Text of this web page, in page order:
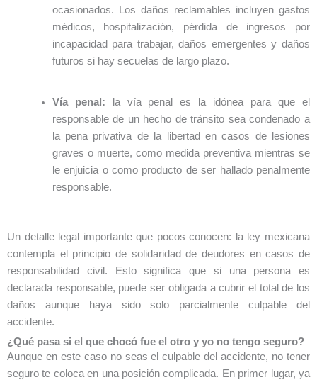
ocasionados. Los daños reclamables incluyen gastos
médicos, hospitalización, pérdida de ingresos por
incapacidad para trabajar, daños emergentes y daños
futuros si hay secuelas de largo plazo.
Vía penal: la vía penal es la idónea para que el
responsable de un hecho de tránsito sea condenado a
la pena privativa de la libertad en casos de lesiones
graves o muerte, como medida preventiva mientras se
le enjuicia o como producto de ser hallado penalmente
responsable.
Un detalle legal importante que pocos conocen: la ley mexicana
contempla el principio de solidaridad de deudores en casos de
responsabilidad civil. Esto significa que si una persona es
declarada responsable, puede ser obligada a cubrir el total de los
daños aunque haya sido solo parcialmente culpable del
accidente.
¿Qué pasa si el que chocó fue el otro y yo no tengo seguro?
Aunque en este caso no seas el culpable del accidente, no tener
seguro te coloca en una posición complicada. En primer lugar, ya